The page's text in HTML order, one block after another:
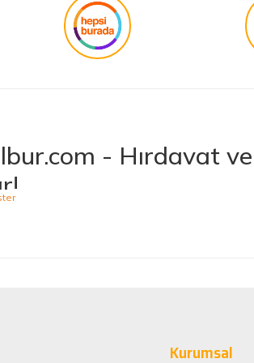
- Hırdavat
sorunsuz hale getirmek için çaba sarf
Kurumsal